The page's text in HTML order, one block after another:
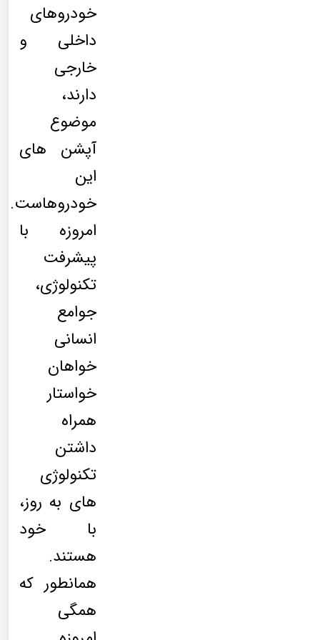
خودروهای
داخلی و
خارجی
دارند،
موضوع
آپشن های
این
خودروهاست.
امروزه با
پیشرفت
تکنولوژی،
جوامع
انسانی
خواهان
خواستار
همراه
داشتن
تکنولوژی
های به روز،
با خود
هستند.
همانطور که
همگی